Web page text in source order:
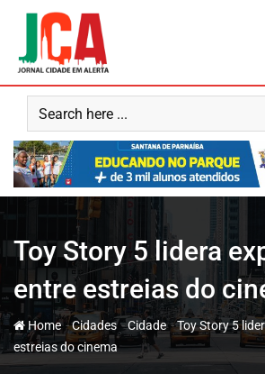
content
Toy Story 5 lidera
entre estreias do
Home-Cidades-Cidade-Toy Story 5
estreias do cinema